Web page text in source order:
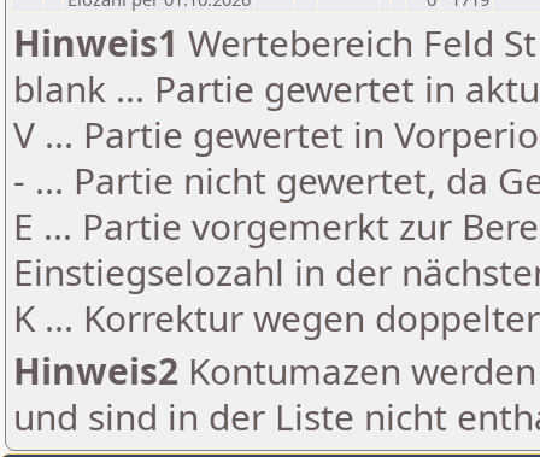
Hinweis1 Wertebereich Feld
blank ... Partie gewertet in
V ... Partie gewertet in
- ... Partie nicht gewertet, da
E ... Partie vorgemerkt zur
Einstiegselozahl in der
K ... Korrektur wegen
Hinweis2 Kontumazen
und sind in der Liste nicht